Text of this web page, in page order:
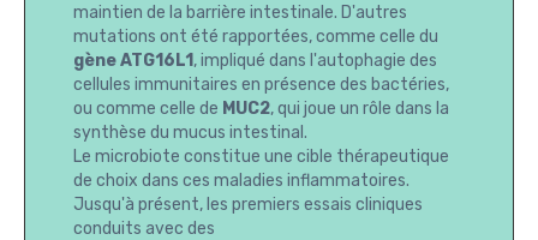
maintien de la barrière intestinale. D'autres
mutations ont été rapportées, comme celle du
gène ATG16L1 , impliqué dans l'autophagie des
cellules immunitaires en présence des bactéries,
ou comme celle de MUC2, qui joue un rôle dans la
synthèse du mucus intestinal.
Le microbiote constitue une cible thérapeutique
de choix dans ces maladies inflammatoires.
Jusqu'à présent, les premiers essais cliniques
conduits avec des